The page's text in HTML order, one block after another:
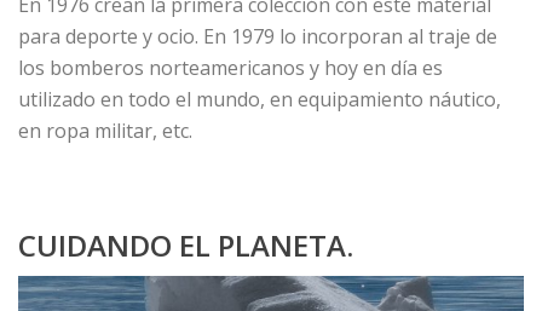
En 1976 crean la primera colección con este material
para deporte y ocio. En 1979 lo incorporan al traje de
los bomberos norteamericanos y hoy en día es
utilizado en todo el mundo, en equipamiento náutico,
en ropa militar, etc.
CUIDANDO EL PLANETA.